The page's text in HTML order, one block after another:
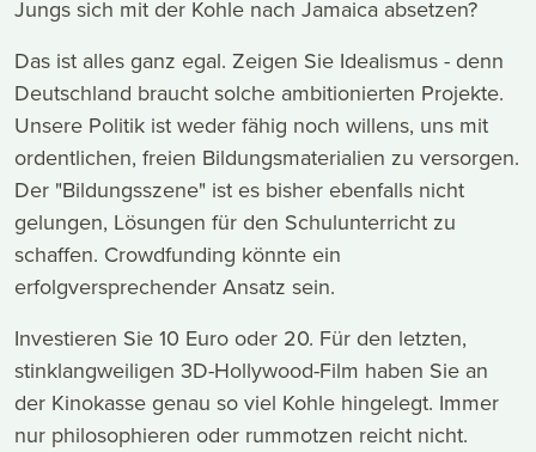
Jungs sich mit der Kohle nach Jamaica absetzen?
Das ist alles ganz egal. Zeigen Sie Idealismus - denn
Deutschland braucht solche ambitionierten Projekte.
Unsere Politik ist weder fähig noch willens, uns mit
ordentlichen, freien Bildungsmaterialien zu versorgen.
Der "Bildungsszene" ist es bisher ebenfalls nicht
gelungen, Lösungen für den Schulunterricht zu
schaffen. Crowdfunding könnte ein
erfolgversprechender Ansatz sein.
Investieren Sie 10 Euro oder 20. Für den letzten,
stinklangweiligen 3D-Hollywood-Film haben Sie an
der Kinokasse genau so viel Kohle hingelegt. Immer
nur philosophieren oder rummotzen reicht nicht.